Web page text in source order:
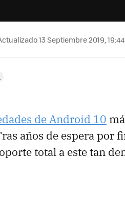
13 Septiembre 2019, 19:44
de Android 10
años de espera por
total a este tan